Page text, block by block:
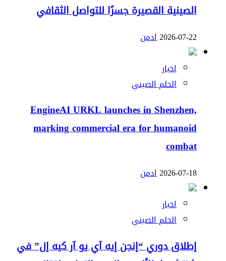
الصينية القصيرة جسرًا للتواصل الثقافي
2026-07-22ادمن
اخبار
الحلم الصيني
EngineAI URKL launches in Shenzhen,
marking commercial era for humanoid
combat
2026-07-18ادمن
اخبار
الحلم الصيني
إطلاق دوري “إنجن إيه آي يو آر كيه إل” في